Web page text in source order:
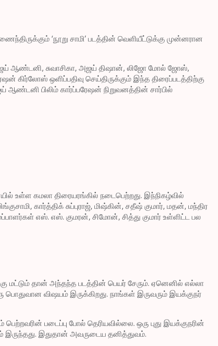
‘நூறு சாமி’ படத்தின் வெளியீட்டுக்கு முன்னரான
விஜய் ஆண்டனி, சுவாசிகா, அஜய் திஷான், லிஜோ மோல் ஜோஸ்,
கிர்லோஸ் ஒளிப்பதிவு செய்திருக்கும் இந்த திரைப்படத்திற்கு
ஆண்டனி பிலிம் கார்ப்பரேஷன் நிறுவனத்தின் சார்பில்
உள்ள கமலா திரையரங்கில் நடைபெற்றது. இந்நிகழ்வில்
கார்த்திக் சுப்புராஜ், மிஷ்கின், சதீஷ் குமார், மதன், மந்திர
எஸ். எஸ். குமரன், சிமோன், சித்து குமார் உள்ளிட்ட பல
மட்டும் தான் அந்தந்த படத்தின் பெயர் சேரும். ஏனெனில் எல்லா
விஷயம் இருக்கிறது. நாங்கள் இருவரும் இயக்குநர்
படைப்பு போல் தெரியவில்லை. ஒரு புது இயக்குநரின்
இதுதான் அவருடைய தனித்துவம்.